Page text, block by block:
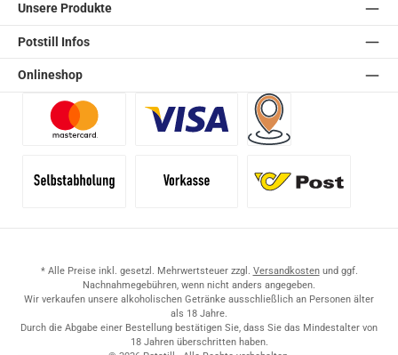
Unsere Produkte
Potstill Infos
Onlineshop
* Alle Preise inkl. gesetzl. Mehrwertsteuer zzgl. Versandkostenund ggf.
Nachnahmegebühren, wenn nicht anders angegeben.
Wir verkaufen unsere alkoholischen Getränke ausschließlich an Personen älter
als 18 Jahre.
Durch die Abgabe einer Bestellung bestätigen Sie, dass Sie das Mindestalter von
18 Jahren überschritten haben.